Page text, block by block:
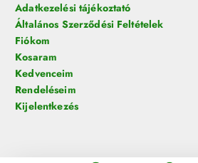
Adatkezelési tájékoztató
Általános Szerződési Feltételek
Fiókom
Kosaram
Kedvenceim
Rendeléseim
Kijelentkezés